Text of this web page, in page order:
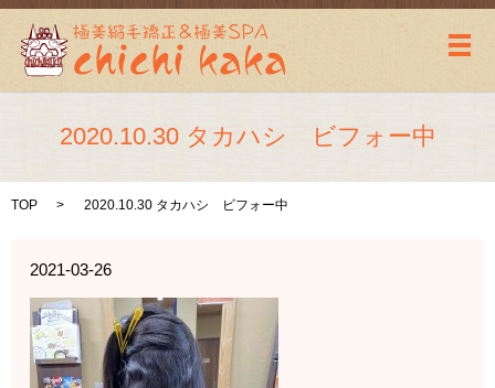
メ
2020.10.30 タカハシ ビフォー中
TOP 2020.10.30 タカハシ ビフォー中
2021-03-26